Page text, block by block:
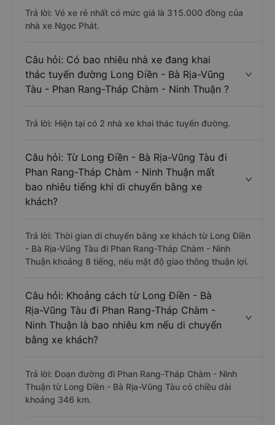
Trả lời: Vé xe rẻ nhất có mức giá là 315.000 đồng của
nhà xe Ngọc Phát.
Câu hỏi: Có bao nhiêu nhà xe đang khai
thác tuyến đường Long Điền - Bà Rịa-Vũng
Tàu - Phan Rang-Tháp Chàm - Ninh Thuận ?
Trả lời: Hiện tại có 2 nhà xe khai thác tuyến đường.
Câu hỏi: Từ Long Điền - Bà Rịa-Vũng Tàu đi
Phan Rang-Tháp Chàm - Ninh Thuận mất
bao nhiêu tiếng khi di chuyển bằng xe
khách?
Trả lời: Thời gian di chuyển bằng xe khách từ Long Điền
- Bà Rịa-Vũng Tàu đi Phan Rang-Tháp Chàm - Ninh
Thuận khoảng 8 tiếng, nếu mật độ giao thông thuận lợi.
Câu hỏi: Khoảng cách từ Long Điền - Bà
Rịa-Vũng Tàu đi Phan Rang-Tháp Chàm -
Ninh Thuận là bao nhiêu km nếu di chuyển
bằng xe khách?
Trả lời: Đoạn đường đi Phan Rang-Tháp Chàm - Ninh
Thuận từ Long Điền - Bà Rịa-Vũng Tàu có chiều dài
khoảng 346 km.